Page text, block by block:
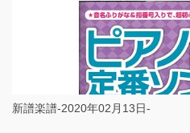
新譜楽譜-2020年02月13日-